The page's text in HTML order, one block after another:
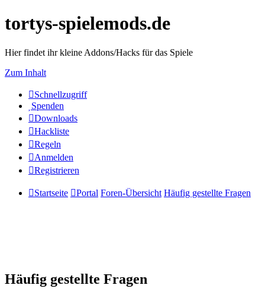
tortys-spielemods.de
Hier findet ihr kleine Addons/Hacks für das Spiele
Zum Inhalt
Schnellzugriff
Spenden
Downloads
Hackliste
Regeln
Anmelden
Registrieren
Startseite Portal Foren-Übersicht Häufig gestellte Fragen
Häufig gestellte Fragen